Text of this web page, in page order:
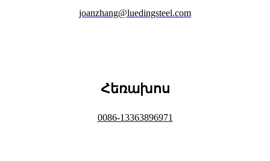
joanzhang@luedingsteel.com
Հեռախոս
0086-13363896971